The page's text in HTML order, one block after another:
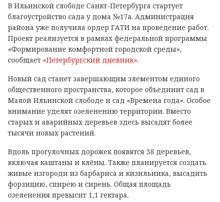
В Ильинской слободе Санкт-Петербурга стартует
благоустройство сада у дома №17а. Администрация
района уже получила ордер ГАТИ на проведение работ.
Проект реализуется в рамках федеральной программы
«Формирование комфортной городской среды»,
сообщает «Петербургский дневник».
Новый сад станет завершающим элементом единого
общественного пространства, которое объединит сад в
Малой Ильинской слободе и сад «Времена года». Особое
внимание уделят озеленению территории. Вместо
старых и аварийных деревьев здесь высадят более
тысячи новых растений.
Вдоль прогулочных дорожек появятся 38 деревьев,
включая каштаны и клёны. Также планируется создать
живые изгороди из барбариса и кизильника, высадить
форзицию, спирею и сирень. Общая площадь
озеленения превысит 1,1 гектара.